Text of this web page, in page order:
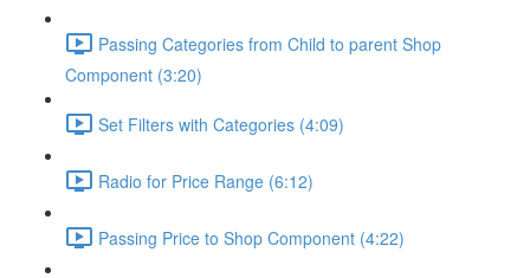
Passing Categories from Child to parent Shop
Component (3:20)
Set Filters with Categories (4:09)
Radio for Price Range (6:12)
Passing Price to Shop Component (4:22)